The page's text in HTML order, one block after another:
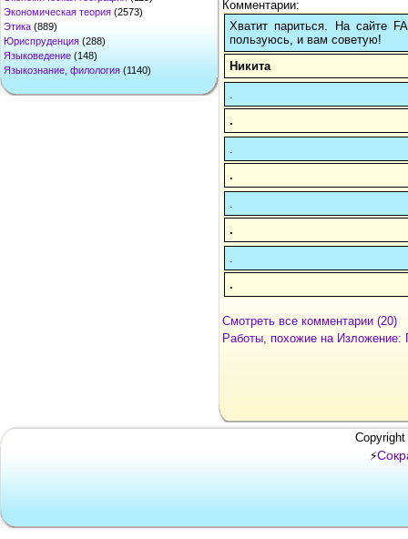
Экономическая теория (2573)
Этика (889)
Юриспруденция (288)
Языковедение (148)
Языкознание, филология (1140)
Комментарии:
Хватит париться. На сайте
пользуюсь, и вам советую!
Никита
.
.
.
.
Смотреть все комментарии (20)
Работы, похожие на Изложение:
⚡